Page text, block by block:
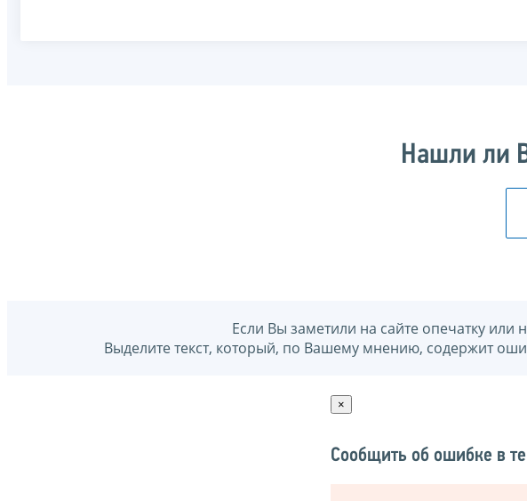
Нашли ли
Если Вы заметили на сайте опечатку
Выделите текст, который, по Вашему мнению, содержит
×
Сообщить об ошибке в